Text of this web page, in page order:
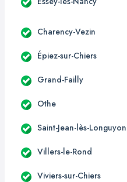
Charency-Vezin
Épiez-sur-Chiers
Grand-Failly
Othe
Saint-Jean-lès-Longuyon
Villers-le-Rond
Viviers-sur-Chiers